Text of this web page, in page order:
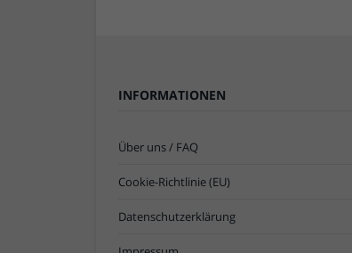
INFORMATIONEN
Über uns / FAQ
Cookie-Richtlinie (EU)
Datenschutzerklärung